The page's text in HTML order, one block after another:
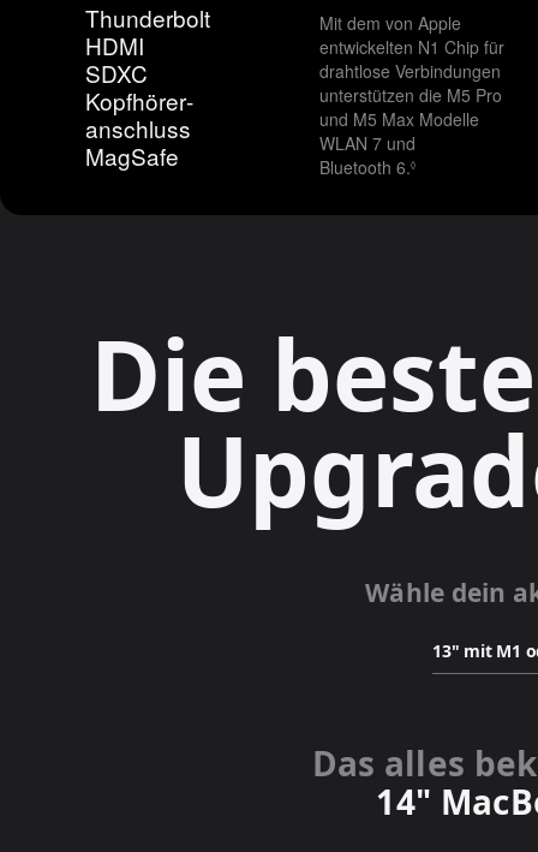
Thunderbolt
HDMI
SDXC
Kopf­hörer­
anschluss
MagSafe
Mit dem von Apple
entwi­ckelten N1 Chip für
drahtlose Verbindungen
unterstützen die M5 Pro
und M5 Max Modelle
WLAN 7 und
Bluetooth 6.◊
Die
Wähle dein
Das alles
14"